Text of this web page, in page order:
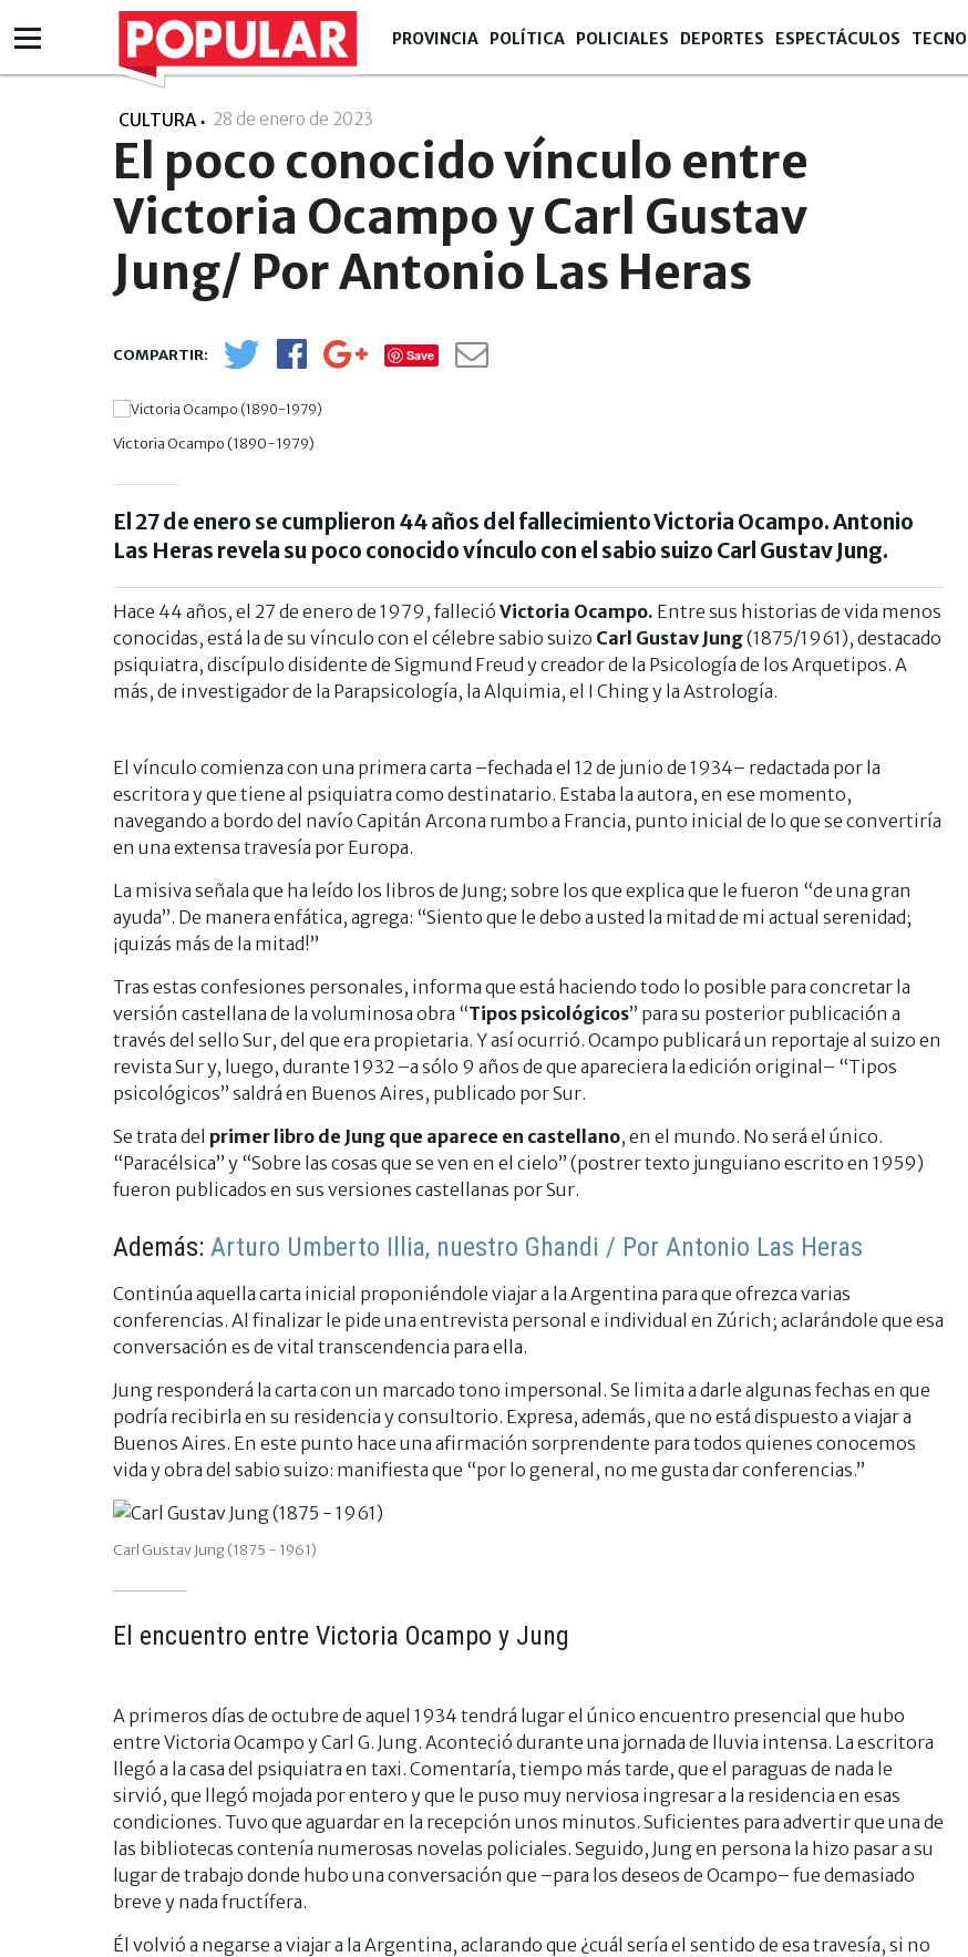
PROVINCIA POLÍTICA POLICIALES DEPORTES ESPECTÁCULOS TECNO
CULTURA 28 de enero de 2023
El poco conocido vínculo entre
Victoria Ocampo y Carl Gustav
Jung/ Por Antonio Las Heras
Save
Victoria Ocampo (1890-1979)
El 27 de enero se cumplieron 44 años del fallecimiento Victoria Ocampo. Antonio
Las Heras revela su poco conocido vínculo con el sabio suizo Carl Gustav Jung.
Hace 44 años, el 27 de enero de 1979, falleció Victoria Ocampo. Entre sus historias de vida menos
conocidas, está la de su vínculo con el célebre sabio suizo Carl Gustav Jung(1875/1961), destacado
psiquiatra, discípulo disidente de Sigmund Freud y creador de la Psicología de los Arquetipos. A
más, de investigador de la Parapsicología, la Alquimia, el I Ching y la Astrología.
El vínculo comienza con una primera carta –fechada el 12 de junio de 1934– redactada por la
escritora y que tiene al psiquiatra como destinatario. Estaba la autora, en ese momento,
navegando a bordo del navío Capitán Arcona rumbo a Francia, punto inicial de lo que se convertiría
en una extensa travesía por Europa.
La misiva señala que ha leído los libros de Jung; sobre los que explica que le fueron “de una gran
ayuda”. De manera enfática, agrega: “Siento que le debo a usted la mitad de mi actual serenidad;
¡quizás más de la mitad!”
Tras estas confesiones personales, informa que está haciendo todo lo posible para concretar la
versión castellana de la voluminosa obra “Tipos psicológicos” para su posterior publicación a
través del sello Sur, del que era propietaria. Y así ocurrió. Ocampo publicará un reportaje al suizo en
revista Sur y, luego, durante 1932 –a sólo 9 años de que apareciera la edición original– “Tipos
psicológicos” saldrá en Buenos Aires, publicado por Sur.
Se trata del primer libro de Jung que aparece en castellano, en el mundo. No será el único.
“Paracélsica” y “Sobre las cosas que se ven en el cielo” (postrer texto junguiano escrito en 1959)
fueron publicados en sus versiones castellanas por Sur.
Además: Arturo Umberto Illia, nuestro Ghandi / Por Antonio Las Heras
Continúa aquella carta inicial proponiéndole viajar a la Argentina para que ofrezca varias
conferencias. Al finalizar le pide una entrevista personal e individual en Zúrich; aclarándole que esa
conversación es de vital transcendencia para ella.
Jung responderá la carta con un marcado tono impersonal. Se limita a darle algunas fechas en que
podría recibirla en su residencia y consultorio. Expresa, además, que no está dispuesto a viajar a
Buenos Aires. En este punto hace una afirmación sorprendente para todos quienes conocemos
vida y obra del sabio suizo: manifiesta que “por lo general, no me gusta dar conferencias.”
Carl Gustav Jung (1875 - 1961)
El encuentro entre Victoria Ocampo y Jung
A primeros días de octubre de aquel 1934 tendrá lugar el único encuentro presencial que hubo
entre Victoria Ocampo y Carl G. Jung. Aconteció durante una jornada de lluvia intensa. La escritora
llegó a la casa del psiquiatra en taxi. Comentaría, tiempo más tarde, que el paraguas de nada le
sirvió, que llegó mojada por entero y que le puso muy nerviosa ingresar a la residencia en esas
condiciones. Tuvo que aguardar en la recepción unos minutos. Suficientes para advertir que una de
las bibliotecas contenía numerosas novelas policiales. Seguido, Jung en persona la hizo pasar a su
lugar de trabajo donde hubo una conversación que –para los deseos de Ocampo– fue demasiado
breve y nada fructífera.
Él volvió a negarse a viajar a la Argentina, aclarando que ¿cuál sería el sentido de esa travesía, si no